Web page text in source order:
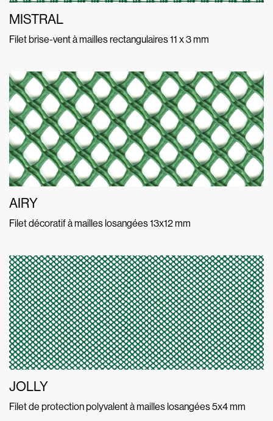
MISTRAL
Filet brise-vent à mailles rectangulaires 11 x 3 mm
AIRY
Filet décoratif à mailles losangées 13x12 mm
JOLLY
Filet de protection polyvalent à mailles losangées 5x4 mm